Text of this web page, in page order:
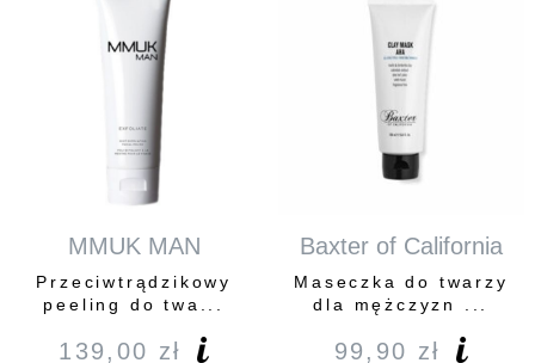
MMUK MAN
Przeciwtrądzikowy
peeling do twa...
139,00 zł
Baxter of California
Maseczka do twarzy
dla mężczyzn ...
99,90 zł